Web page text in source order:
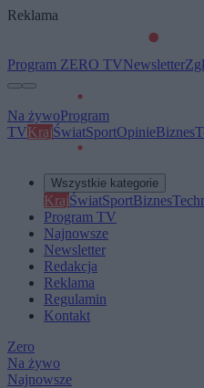
Reklama
Program ZERO TVNewsletter
Na żywoProgram
TVKrajŚwiatSportOpinieBiznes
Wszystkie kategorie
KrajŚwiatSportBiznes
Program TV
Najnowsze
Newsletter
Redakcja
Reklama
Regulamin
Kontakt
Zero
Na żywo
Najnowsze